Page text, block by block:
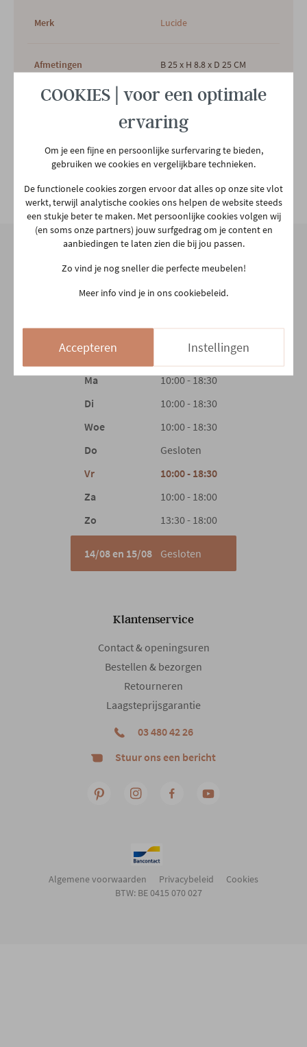
Bekijk alle specificiaties
Merk Lucide
Afmetingen B 25 x H 8.8 x D 25 CM
Hoofdkleur Wit
Lamp inclusief Ja
Hoofdmateriaal Kunststof
Woonstijl Modern
Onze winkel
Aarschotsesteenweg 151
info@gerowonen.be
Ma
10:00 - 18:30
Di
10:00 - 18:30
Woe
10:00 - 18:30
Do
Gesloten
Vr
10:00 - 18:30
Za
10:00 - 18:00
Zo
13:30 - 18:00
14/08 en 15/08 Gesloten
Klantenservice
Contact & openingsuren
Bestellen & bezorgen
Retourneren
Laagsteprijsgarantie
03 480 42 26
Stuur ons een bericht
Algemene voorwaarden Privacybeleid
Cookies
BTW: BE 0415 070 027
COOKIES | voor een optimale
ervaring
Om je een fijne en persoonlijke surfervaring te bieden,
gebruiken we cookies en vergelijkbare technieken.
De functionele cookies zorgen ervoor dat alles op onze site vlot
werkt, terwijl analytische cookies ons helpen de website steeds
een stukje beter te maken. Met persoonlijke cookies volgen wij
(en soms onze partners) jouw surfgedrag om je content en
aanbiedingen te laten zien die bij jou passen.
Zo vind je nog sneller die perfecte meubelen!
Meer info vind je in ons cookiebeleid.
Accepteren Instellingen